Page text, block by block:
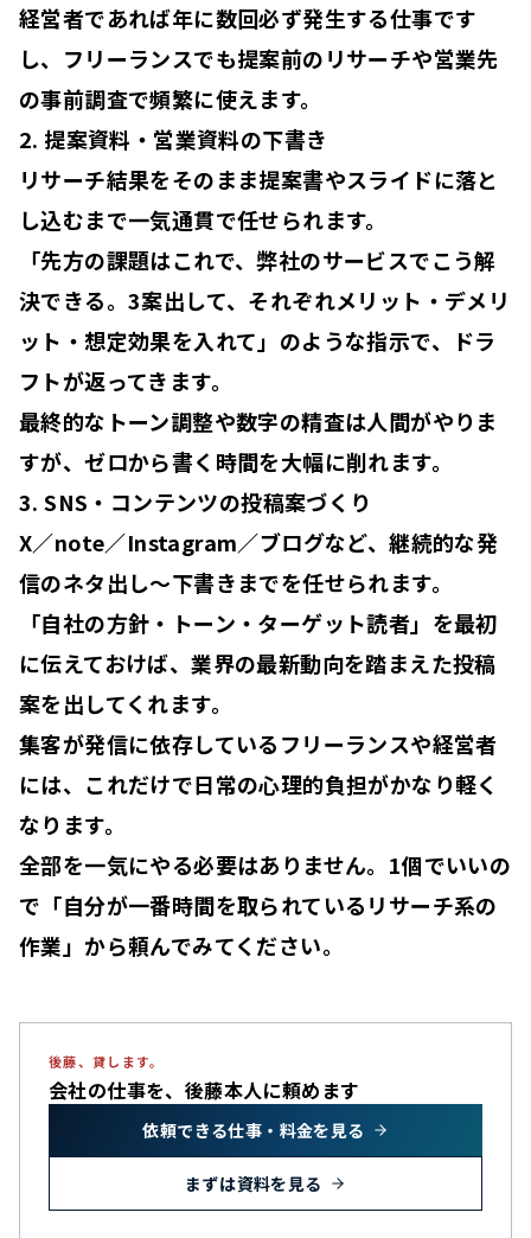
経営者であれば年に数回必ず発生する仕事です
し、フリーランスでも提案前のリサーチや営業先
の事前調査で頻繁に使えます。
2. 提案資料・営業資料の下書き
リサーチ結果をそのまま提案書やスライドに落と
し込むまで一気通貫で任せられます。
「先方の課題はこれで、弊社のサービスでこう解
決できる。3案出して、それぞれメリット・デメリ
ット・想定効果を入れて」のような指示で、ドラ
フトが返ってきます。
最終的なトーン調整や数字の精査は人間がやりま
すが、ゼロから書く時間を大幅に削れます。
3. SNS・コンテンツの投稿案づくり
X／note／Instagram／ブログなど、継続的な発
信のネタ出し〜下書きまでを任せられます。
「自社の方針・トーン・ターゲット読者」を最初
に伝えておけば、業界の最新動向を踏まえた投稿
案を出してくれます。
集客が発信に依存しているフリーランスや経営者
には、これだけで日常の心理的負担がかなり軽く
なります。
全部を一気にやる必要はありません。1個でいいの
で「自分が一番時間を取られているリサーチ系の
作業」から頼んでみてください。
後藤、貸します。
会社の仕事を、 後藤本人に頼めます
依頼できる仕事・料金を見る
まずは資料を見る